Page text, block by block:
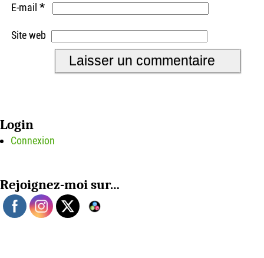
E-mail *
Site web
Login
Connexion
Rejoignez-moi sur…